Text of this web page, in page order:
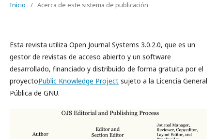
Inicio / Acerca de este sistema de publicación
Esta revista utiliza Open Journal Systems 3.0.2.0, que es un
gestor de revistas de acceso abierto y un software
desarrollado, financiado y distribuido de forma gratuita por el
proyectoPublic Knowledge Project sujeto a la Licencia General
Pública de GNU.